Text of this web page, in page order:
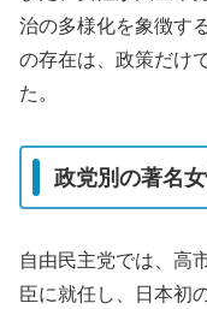
治の多様化を象徴す
の存在は、政策だけ
た。
政党別の著名
自由民主党では、高
臣に就任し、日本初